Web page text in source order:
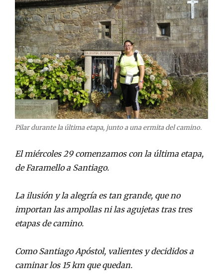
Pilar durante la última etapa, junto a una ermita del camino.
El miércoles 29 comenzamos con la última etapa,
de Faramello a Santiago.
La ilusión y la alegría es tan grande, que no
importan las ampollas ni las agujetas tras tres
etapas de camino.
Como Santiago Apóstol, valientes y decididos a
caminar los 15 km que quedan.